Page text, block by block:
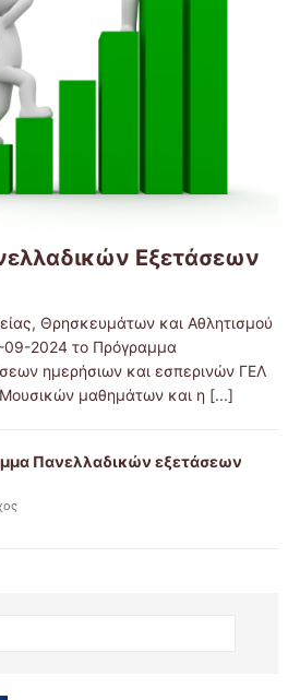
Εξετάσεων
Θρησκευμάτων και Αθλητισμού
09-2024 το Πρόγραμμα
ημερήσιων και εσπερινών ΓΕΛ
μαθημάτων και η [...]
Πανελλαδικών εξετάσεων